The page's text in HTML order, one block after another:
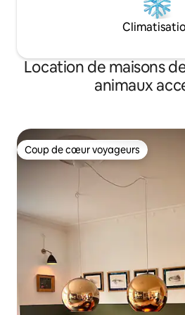
Location de maisons
animaux
Coup de cœur voyageurs
Coup de cœur voyageurs